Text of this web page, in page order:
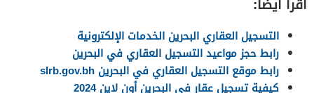
التسجيل العقاري البحرين الخدمات الإلكترونية
رابط حجز مواعيد التسجيل العقاري في البحرين
رابط موقع التسجيل العقاري في البحرين slrb.gov.bh
كيفية تسجيل عقار في البحرين أون لاين 2024